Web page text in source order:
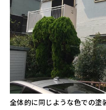
全体的に同じような色での塗